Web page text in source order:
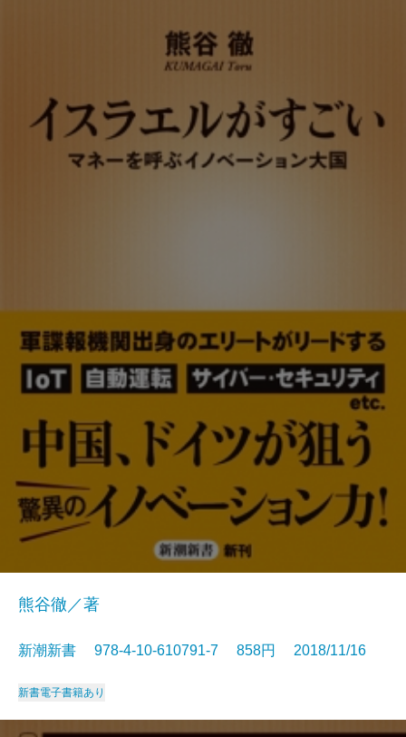
熊谷徹／著
新潮新書 978-4-10-610791-7 858円 2018/11/16
新書電子書籍あり